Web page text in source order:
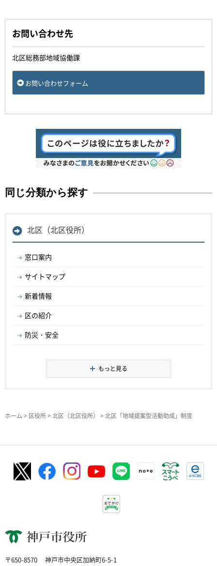
お問い合わせ先
北区総務部地域協働課
お問い合わせフォーム
同じ分類から探す
北区（北区役所）
窓口案内
サイトマップ
新着情報
区の紹介
防災・安全
もっと見る
ホーム > 区役所> 北区（北区役所） > 北区「地域提案型活動助成」制度
神戸市役所
〒650-8570 神戸市中央区加納町6-5-1